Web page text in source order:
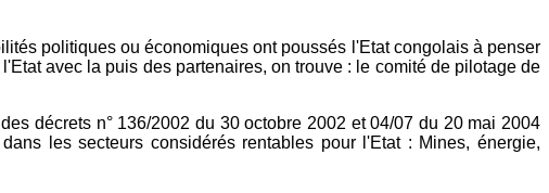
politiques ou économiques ont poussés l'Etat congolais à penser
avec la puis des partenaires, on trouve : le comité de pilotage de
décrets n° 136/2002 du 30 octobre 2002 et 04/07 du 20 mai 2004
les secteurs considérés rentables pour l'Etat : Mines, énergie,